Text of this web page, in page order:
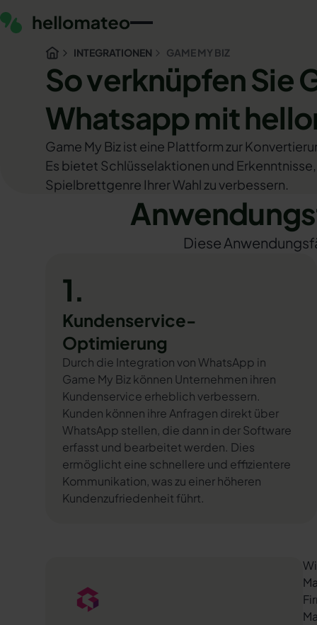
INTEGRATIONEN GAME MY BIZ
So verknüpfen Sie
Whatsapp mit
Game My Biz ist eine Plattform zur
Es bietet Schlüsselaktionen und
Spielbrettgenre Ihrer Wahl zu verbessern.
Diese
1.
Kundenservice-
Optimierung
Durch die Integration von WhatsApp in
Game My Biz können Unternehmen ihren
Kundenservice erheblich verbessern.
Kunden können ihre Anfragen direkt über
WhatsApp stellen, die dann in der Software
erfasst und bearbeitet werden. Dies
ermöglicht eine schnellere und effizientere
Kommunikation, was zu einer höheren
Kundenzufriedenheit führt.